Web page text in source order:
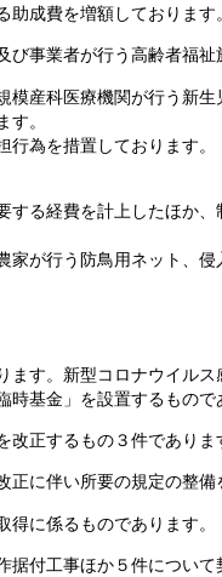
成費を増額しております
事業者が行う高齢者福祉
産科医療機関が行う新
。
為を措置しております。
る経費を計上したほか
が行う防鳥用ネット、
す。新型コロナウイル
基金」を設置するもので
正するもの３件であり
に伴い所要の規定の整備
に係るものであります。
付工事ほか５件につい